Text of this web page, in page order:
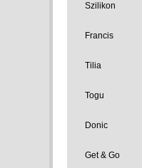
Szilikon
Francis
Tilia
Togu
Donic
Get & Go